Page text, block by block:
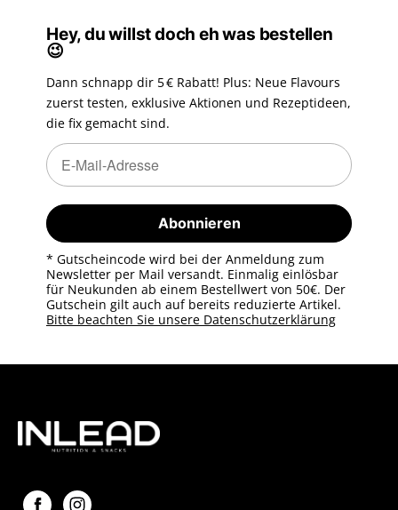
Hey, du willst doch eh was bestellen
😉
Dann schnapp dir 5 € Rabatt! Plus: Neue Flavours
zuerst testen, exklusive Aktionen und Rezeptideen,
die fix gemacht sind.
Newsletter Abonnieren
Newsletter Abonnieren
Abonnieren
* Gutscheincode wird bei der Anmeldung zum
Newsletter per Mail versandt. Einmalig einlösbar
für Neukunden ab einem Bestellwert von 50€. Der
Gutschein gilt auch auf bereits reduzierte Artikel.
Bitte beachten Sie unsere Datenschutzerklärung